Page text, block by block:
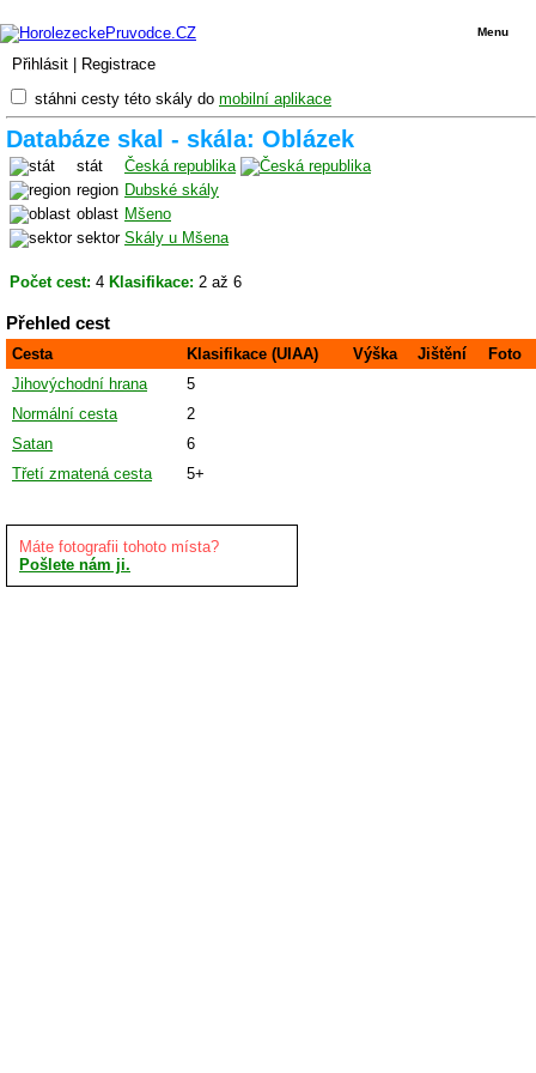
Přihlásit Registrace
Menu
stáhni cesty této skály do mobilní aplikace
Databáze skal - skála: Oblázek
stát
Česká republika
region Dubské skály
oblast Mšeno
sektor Skály u Mšena
Počet cest: 4 Klasifikace: 2 až 6
Přehled cest
Cesta Klasifikace (UIAA) Výška Jištění
Foto
Jihovýchodní hrana
5
Normální cesta
2
Satan
6
Třetí zmatená cesta
5+
Máte fotografii tohoto místa?
Pošlete nám ji.